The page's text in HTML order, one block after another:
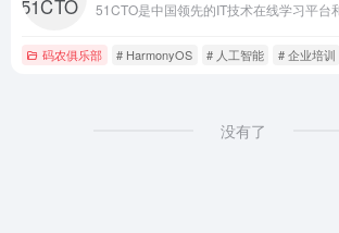
码农俱乐部 # HarmonyOS # 人工智能 # 企业培训
没有了